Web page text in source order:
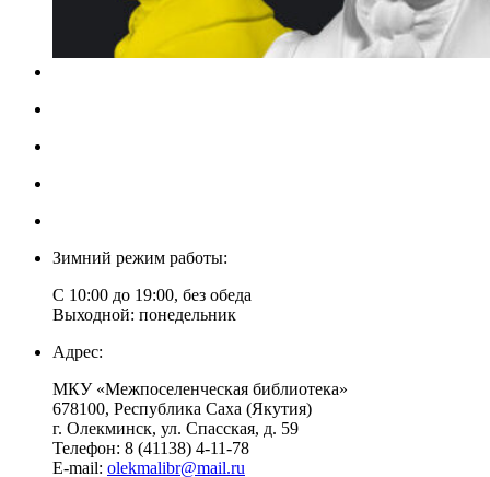
Зимний режим работы:
С 10:00 до 19:00, без обеда
Выходной: понедельник
Адрес:
МКУ «Межпоселенческая библиотека»
678100, Республика Саха (Якутия)
г. Олекминск, ул. Спасская, д. 59
Телефон: 8 (41138) 4-11-78
E-mail: olekmalibr@mail.ru